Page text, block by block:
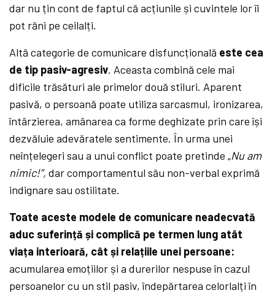
dar nu țin cont de faptul că acțiunile și cuvintele lor îi
pot răni pe ceilalți.
Altă categorie de comunicare disfuncțională este cea
de tip pasiv-agresiv. Aceasta combină cele mai
dificile trăsături ale primelor două stiluri. Aparent
pasivă, o persoană poate utiliza sarcasmul, ironizarea,
întârzierea, amânarea ca forme deghizate prin care își
dezvăluie adevăratele sentimente. În urma unei
neînțelegeri sau a unui conflict poate pretinde „Nu am
nimic!”, dar comportamentul său non-verbal exprimă
indignare sau ostilitate.
Toate aceste modele de comunicare neadecvată
aduc suferință și complică pe termen lung atât
viața interioară, cât și relațiile unei persoane:
acumularea emoțiilor și a durerilor nespuse în cazul
persoanelor cu un stil pasiv, îndepărtarea celorlalți în